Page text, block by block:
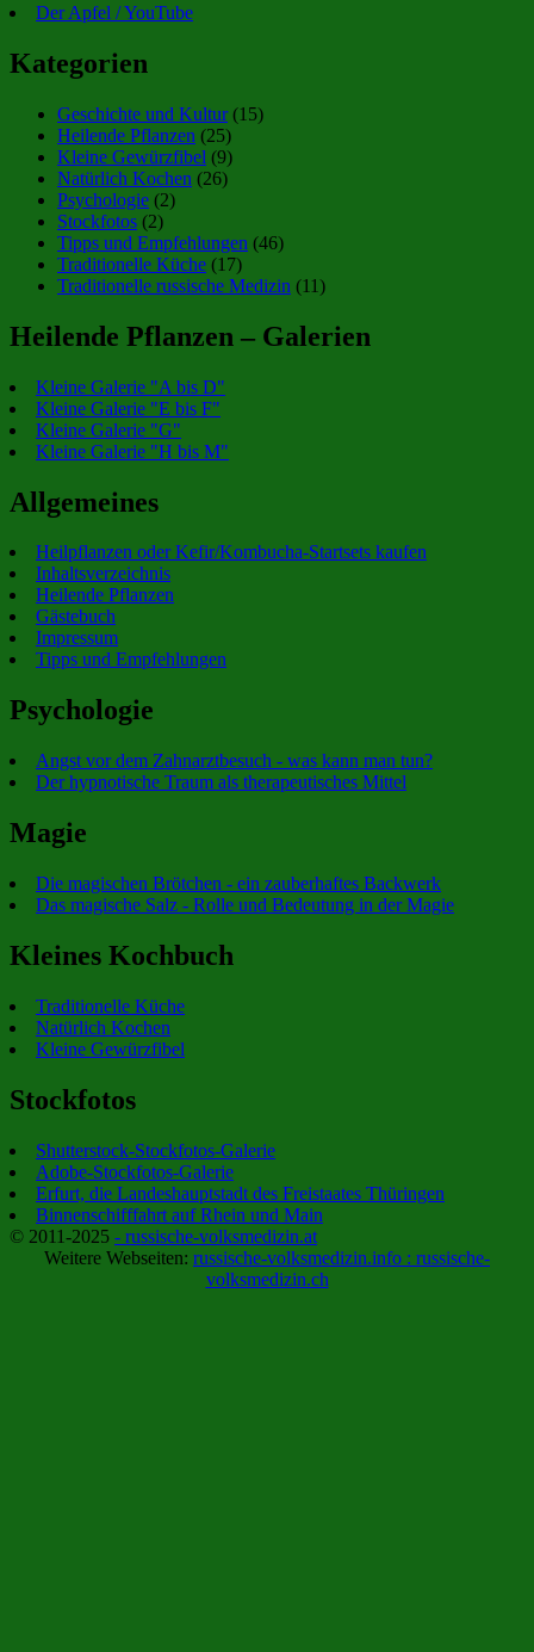
Der Apfel / YouTube
Kategorien
Geschichte und Kultur(15)
Heilende Pflanzen (25)
Kleine Gewürzfibel (9)
Natürlich Kochen (26)
Psychologie (2)
Stockfotos (2)
Tipps und Empfehlungen (46)
Traditionelle Küche (17)
Traditionelle russische Medizin (11)
Heilende Pflanzen – Galerien
Kleine Galerie "A bis D"
Kleine Galerie "E bis F"
Kleine Galerie "G"
Kleine Galerie "H bis M"
Allgemeines
Heilpflanzen oder Kefir/Kombucha-Startsets kaufen
Inhaltsverzeichnis
Heilende Pflanzen
Gästebuch
Impressum
Tipps und Empfehlungen
Psychologie
Angst vor dem Zahnarztbesuch - was kann man tun?
Der hypnotische Traum als therapeutisches Mittel
Magie
Die magischen Brötchen - ein zauberhaftes Backwerk
Das magische Salz - Rolle und Bedeutung in der Magie
Kleines Kochbuch
Traditionelle Küche
Natürlich Kochen
Kleine Gewürzfibel
Stockfotos
Shutterstock-Stockfotos-Galerie
Adobe-Stockfotos-Galerie
Erfurt, die Landeshauptstadt des Freistaates Thüringen
Binnenschifffahrt auf Rhein und Main
© 2011-2025 - russische-volksmedizin.at
Weitere Webseiten: russische-volksmedizin.info : russische-
volksmedizin.ch